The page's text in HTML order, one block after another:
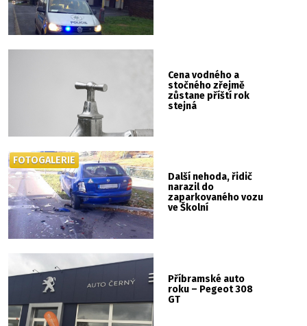
Cena vodného a
stočného zřejmě
zůstane příští rok
stejná
Další nehoda, řidič
narazil do
zaparkovaného vozu
ve Školní
FOTOGALERIE
Příbramské auto
roku – Pegeot 308
GT